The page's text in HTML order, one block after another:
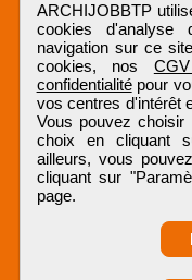
ARCHIJOBBTP
cookies d'analyse
navigation sur ce
cookies, nos
confidentialitépour
vos centres d'intérêt
Vous pouvez
choix en cliquant
ailleurs, vous
cliquant sur
page.